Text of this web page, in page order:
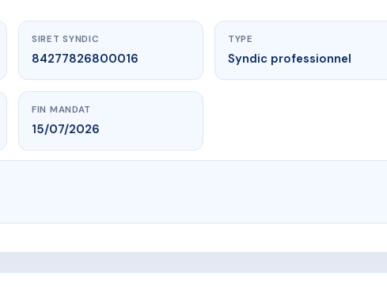
SIRET SYNDIC
84277826800016
TYPE
Syndic professionnel
FIN MANDAT
15/07/2026